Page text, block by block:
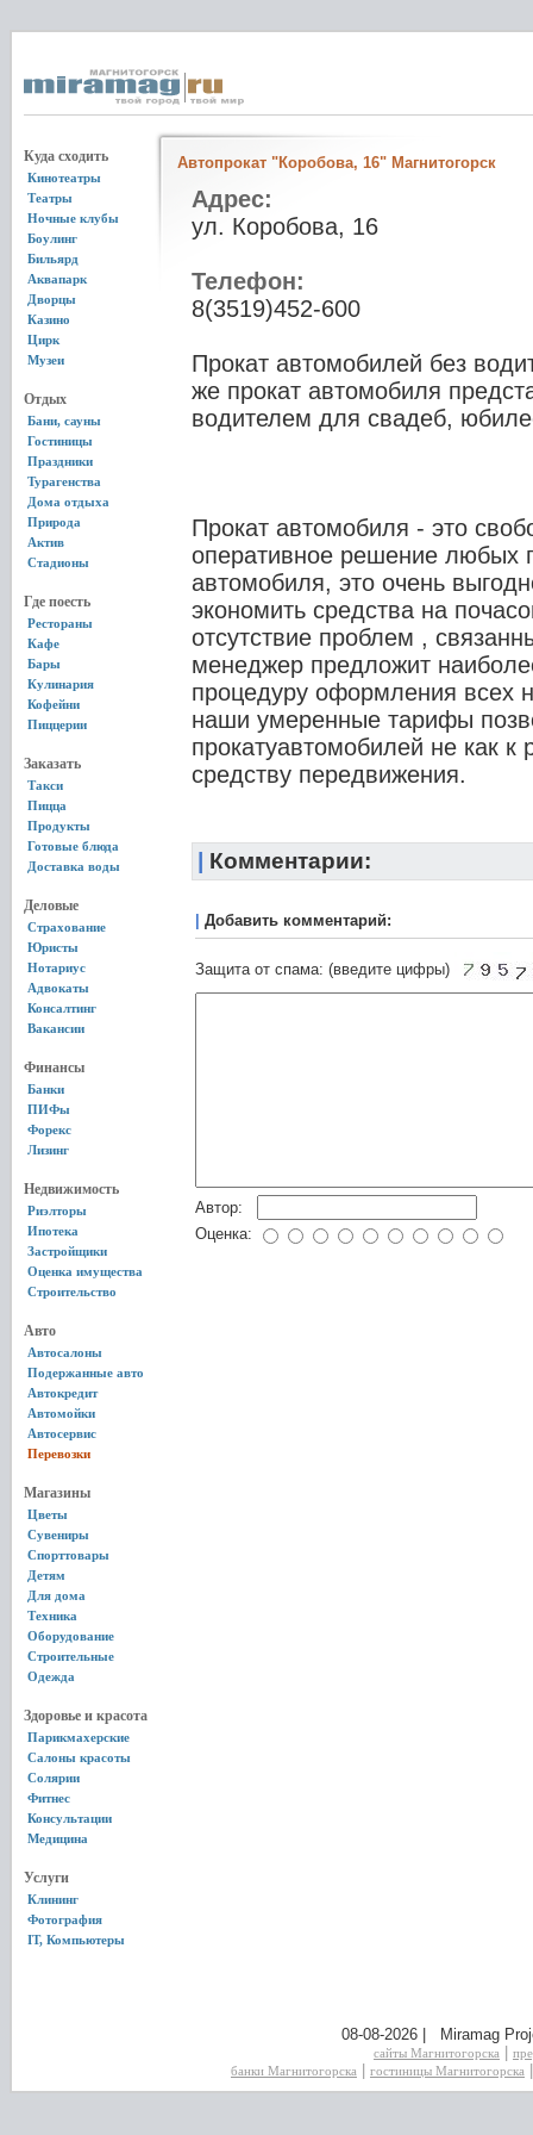
Куда сходить
Кинотеатры
Театры
Ночные клубы
Боулинг
Бильярд
Аквапарк
Дворцы
Казино
Цирк
Музеи
Отдых
Бани, сауны
Гостиницы
Праздники
Турагенства
Дома отдыха
Природа
Актив
Стадионы
Где поесть
Рестораны
Кафе
Бары
Кулинария
Кофейни
Пиццерии
Заказать
Такси
Пицца
Продукты
Готовые блюда
Доставка воды
Деловые
Страхование
Юристы
Нотариус
Адвокаты
Консалтинг
Вакансии
Финансы
Банки
ПИФы
Форекс
Лизинг
Недвижимость
Риэлторы
Ипотека
Застройщики
Оценка имущества
Строительство
Авто
Автосалоны
Подержанные авто
Автокредит
Автомойки
Автосервис
Перевозки
Магазины
Цветы
Сувениры
Спорттовары
Детям
Для дома
Техника
Оборудование
Строительные
Одежда
Здоровье и красота
Парикмахерские
Салоны красоты
Солярии
Фитнес
Консультации
Медицина
Услуги
Клининг
Фотография
IT, Компьютеры
Автопрокат "Коробова, 16" Магнитогорск
Адрес:
ул. Коробова, 16
Телефон:
8(3519)452-600
Прокат автомобилей без
же прокат автомобиля
водителем для свадеб,
Прокат автомобиля - это
оперативное решение любых
автомобиля, это очень
экономить средства на
отсутствие проблем ,
менеджер предложит
процедуру оформления всех
наши умеренные тарифы
прокатуавтомобилей не как к
средству передвижения.
Комментарии:
Добавить комментарий:
Защита от спама: (введите цифры)
Автор:
Оценка:
08-08-2026 | Miramag
сайты Магнитогорска
банки Магнитогорска
гостиницы Магнитогорска